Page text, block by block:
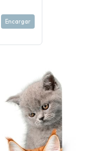
Encargar